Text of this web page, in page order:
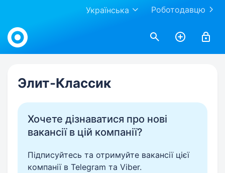
Роботодавцю
Українська
Work.ua
Элит-Классик
Хочете дізнаватися про нові
вакансії в цій компанії?
Підписуйтесь та отримуйте вакансії цієї
компанії в Telegram та Viber.